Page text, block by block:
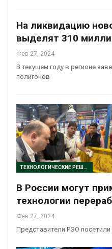
На ликвидацию
выделят 310
Фев 27, 2024
В текущем году в регионе
полигонов
ТЕХНОЛОГИЧЕСКИЕ РЕШЕНИЯ
В России могут
технологии
Фев 27, 2024
Представители РЭО